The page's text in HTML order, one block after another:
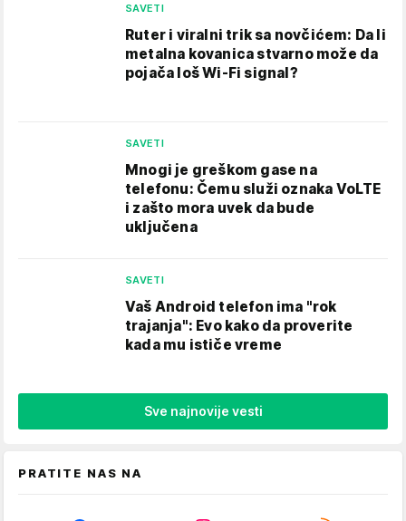
SAVETI
Ruter i viralni trik sa novčićem: Da li
metalna kovanica stvarno može da
pojača loš Wi-Fi signal?
SAVETI
Mnogi je greškom gase na
telefonu: Čemu služi oznaka VoLTE
i zašto mora uvek da bude
uključena
SAVETI
Vaš Android telefon ima "rok
trajanja": Evo kako da proverite
kada mu ističe vreme
Sve najnovije vesti
PRATITE NAS NA